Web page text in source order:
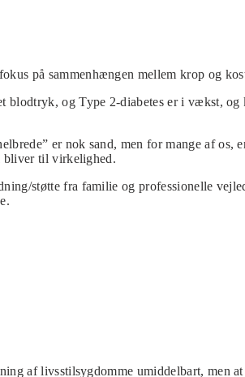
på sammenhængen mellem krop og
og Type 2-diabetes er i vækst, og
er nok sand, men for mange af
bliver til virkelighed.
støtte fra familie og professionelle
af livsstilsygdomme umiddelbart, men